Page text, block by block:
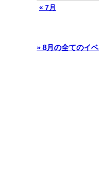
« 7月
» 8月の全てのイ